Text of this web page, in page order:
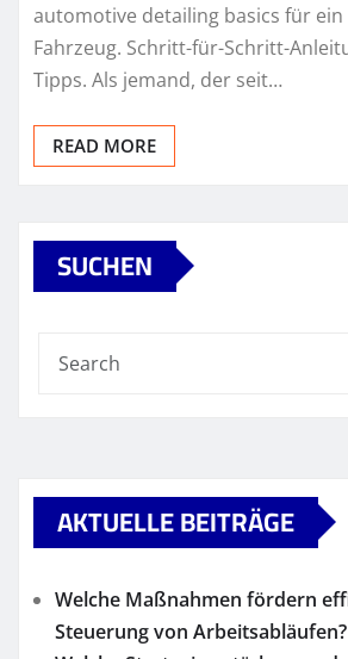
automotive detailing basics für ein
Fahrzeug. Schritt-für-Schritt-
Tipps. Als jemand, der seit…
READ MORE
SUCHEN
AKTUELLE BEITRÄGE
Welche Maßnahmen fördern
Steuerung von Arbeitsabläufen?